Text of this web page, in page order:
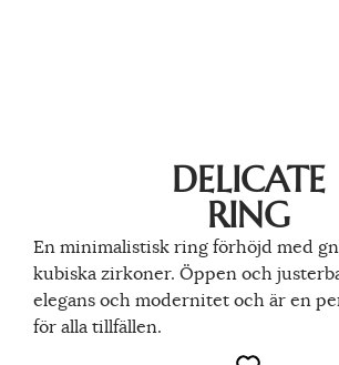
DELICATE
RING
En minimalistisk ring förhöjd med
kubiska zirkoner. Öppen och
elegans och modernitet och är en
för alla tillfällen.